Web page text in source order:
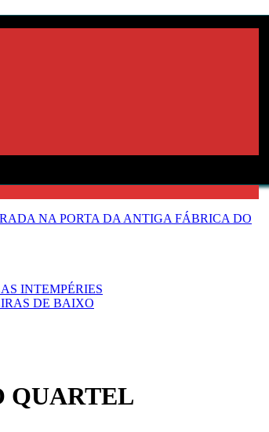
NA PORTA DA ANTIGA FÁBRICA DO
INTEMPÉRIES
DE BAIXO
QUARTEL